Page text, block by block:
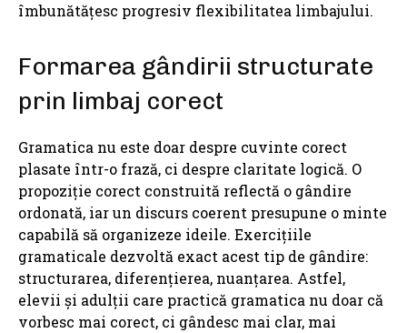
îmbunătățesc progresiv flexibilitatea limbajului.
Formarea gândirii structurate
prin limbaj corect
Gramatica nu este doar despre cuvinte corect
plasate într-o frază, ci despre claritate logică. O
propoziție corect construită reflectă o gândire
ordonată, iar un discurs coerent presupune o minte
capabilă să organizeze ideile. Exercițiile
gramaticale dezvoltă exact acest tip de gândire:
structurarea, diferențierea, nuanțarea. Astfel,
elevii și adulții care practică gramatica nu doar că
vorbesc mai corect, ci gândesc mai clar, mai